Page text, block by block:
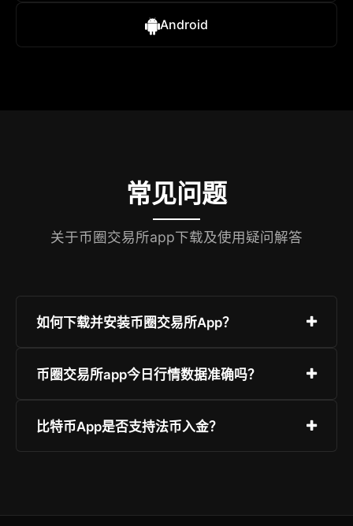
Android
常见问题
关于币圈交易所app下载及使用疑问解答
如何下载并安装币圈交易所App？
前往官网点击“下载”按钮，根据设备类型选择iOS
币圈交易所app今日行情数据准确吗？
我们聚合全球主流交易所实时数据，确保价格、涨
比特币App是否支持法币入金？
种。